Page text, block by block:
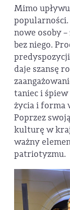
Mimo
popularności.
nowe osoby
bez niego.
daje szansę
taniec i
życia i forma
Poprzez
kulturę w
ważny
patriotyzmu.